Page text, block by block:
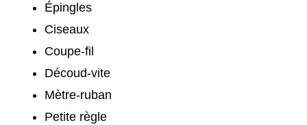
Épingles
Ciseaux
Coupe-fil
Découd-vite
Mètre-ruban
Petite règle